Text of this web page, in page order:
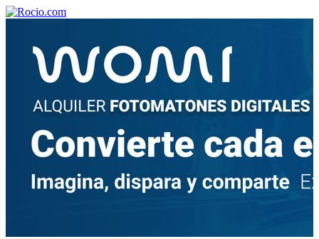
¡Bienvenido! Soy el asistente virtual de rocio.com.
¿En qué puedo ayudarte?